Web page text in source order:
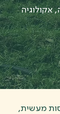
אקולוגיה
מעשית,